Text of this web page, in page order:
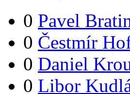
0 Pavel
0 Čestmír
0 Daniel
0 Libor